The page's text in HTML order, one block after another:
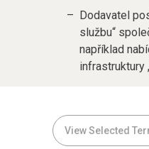
Dodavatel
službu“
například
infrastruktury
View Selected